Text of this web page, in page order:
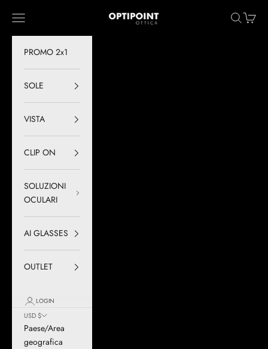
Optipoint - Lux S.r.l.
Menù Cerca
PROMO 2x1
SOLE
VISTA
CLIP ON
SOLUZIONI
OCULARI
AI GLASSES
OUTLET
LOGIN
USD $
Paese/Area
geografica